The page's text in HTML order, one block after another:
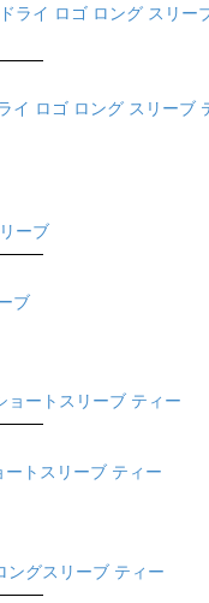
イ ロゴ ロング スリーブ
ブ
トスリーブ ティー